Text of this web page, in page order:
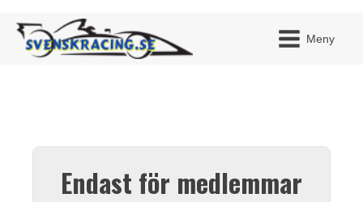
Meny
Endast för medlemmar